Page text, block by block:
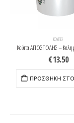
ΚΟΎΠΕΣ
Κούπα ΑΠΟΣΤΟΛΗΣ –
€13.50
ΠΡΟΣΘΉΚΗ ΣΤΟ